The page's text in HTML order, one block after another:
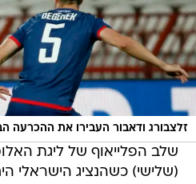
זלצבורג ודאבור העבירו את ההכרעה
שלב הפלייאוף של ליגת
(שלישי) כשהנציג הישראלי